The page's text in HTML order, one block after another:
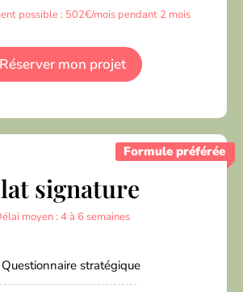
possible : 502€/mois pendant 2 mois
Réserver mon projet
signature
moyen : 4 à 6 semaines
Questionnaire stratégique
Formule préférée